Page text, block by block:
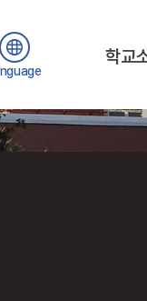
학교